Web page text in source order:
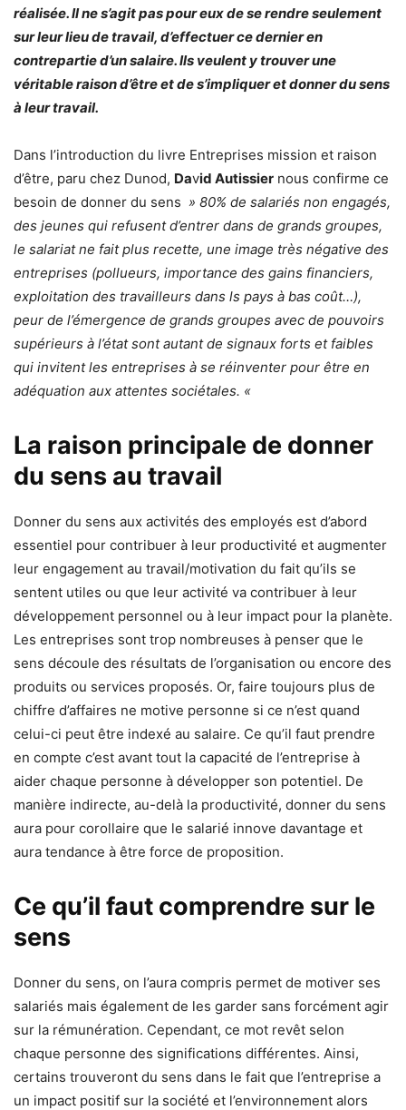
réalisée. Il ne s’agit pas pour eux de se rendre seulement
sur leur lieu de travail, d’effectuer ce dernier en
contrepartie d’un salaire. Ils veulent y trouver une
véritable raison d’être et de s’impliquer et donner du sens
à leur travail.
Dans l’introduction du livre Entreprises mission et raison
d’être, paru chez Dunod, David Autissier nous confirme ce
besoin de donner du sens » 80% de salariés non engagés,
des jeunes qui refusent d’entrer dans de grands groupes,
le salariat ne fait plus recette, une image très négative des
entreprises (pollueurs, importance des gains financiers,
exploitation des travailleurs dans ls pays à bas coût…),
peur de l’émergence de grands groupes avec de pouvoirs
supérieurs à l’état sont autant de signaux forts et faibles
qui invitent les entreprises à se réinventer pour être en
adéquation aux attentes sociétales. «
La raison principale de donner
du sens au travail
Donner du sens aux activités des employés est d’abord
essentiel pour contribuer à leur productivité et augmenter
leur engagement au travail/motivation du fait qu’ils se
sentent utiles ou que leur activité va contribuer à leur
développement personnel ou à leur impact pour la planète.
Les entreprises sont trop nombreuses à penser que le
sens découle des résultats de l’organisation ou encore des
produits ou services proposés. Or, faire toujours plus de
chiffre d’affaires ne motive personne si ce n’est quand
celui-ci peut être indexé au salaire. Ce qu’il faut prendre
en compte c’est avant tout la capacité de l’entreprise à
aider chaque personne à développer son potentiel. De
manière indirecte, au-delà la productivité, donner du sens
aura pour corollaire que le salarié innove davantage et
aura tendance à être force de proposition.
Ce qu’il faut comprendre sur le
sens
Donner du sens, on l’aura compris permet de motiver ses
salariés mais également de les garder sans forcément agir
sur la rémunération. Cependant, ce mot revêt selon
chaque personne des significations différentes. Ainsi,
certains trouveront du sens dans le fait que l’entreprise a
un impact positif sur la société et l’environnement alors